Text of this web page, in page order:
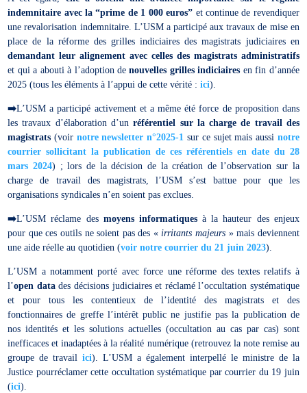
indemnitaire avec la “prime de 1 000 euros” et continue de revendiquer
une revalorisation indemnitaire. L’USM a participé aux travaux de mise en
place de la réforme des grilles indiciaires des magistrats judiciaires en
demandant leur alignement avec celles des magistrats administratifs
et qui a abouti à l’adoption denouvelles grilles indiciaires en fin d’année
2025 (tous les éléments à l’appui de cette vérité :ici).
➡️L’USM a participé activement et a même été force de proposition dans
les travaux d’élaboration d’unréférentiel sur la charge de travail des
magistrats (voir notre newsletter n°2025-1 sur ce sujet mais aussi notre
courrier sollicitant la publication de ces référentiels en date du 28
mars 2024) ; lors de la décision de la création de l’observation sur la
charge de travail des magistrats, l’USM s’est battue pour que les
organisations syndicales n’en soient pas exclues.
➡️L’USM réclame des moyens informatiquesà la hauteur des enjeux
pour que ces outils ne soient pas des «irritants majeurs » mais deviennent
une aide réelle au quotidien (voir notre courrier du 21 juin 2023).
L’USM a notamment porté avec force une réforme des textes relatifs à
l’open datades décisions judiciaires et réclamé l’occultation systématique
et pour tous les contentieux de l’identité des magistrats et des
fonctionnaires de greffe l’intérêt public ne justifie pas la publication de
nos identités et les solutions actuelles (occultation au cas par cas) sont
inefficaces et inadaptées à la réalité numérique (retrouvez la note remise au
groupe de travailici). L’USM a également interpellé le ministre de la
Justice pourréclamer cette occultation systématique par courrier du 19 juin
(ici).